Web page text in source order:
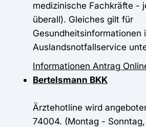
medizinische Fachkräfte -
überall). Gleiches gilt für
Gesundheitsinformationen
Auslandsnotfallservice
Informationen Antrag
Bertelsmann BKK
Ärztehotline wird
74004. (Montag -